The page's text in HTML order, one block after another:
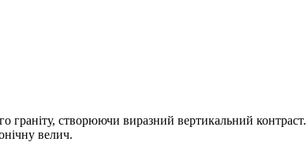
створюючи виразний вертикальний контраст.
велич.